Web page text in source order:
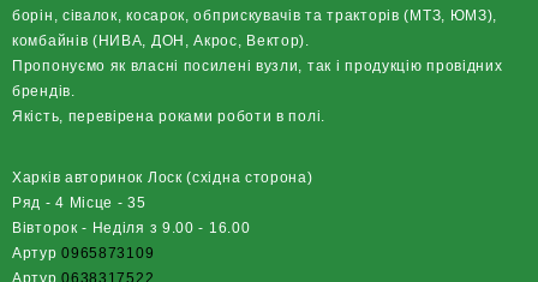
борін, сівалок, косарок, обприскувачів та тракторів (МТЗ, ЮМЗ),
комбайнів (НИВА, ДОН, Акрос, Вектор).
Пропонуємо як власні посилені вузли, так і продукцію провідних
брендів.
Якість, перевірена роками роботи в полі.
Харків авторинок Лоск (східна сторона)
Ряд - 4 Місце - 35
Вівторок - Неділя з 9.00 - 16.00
Артур0965873109
Артур0638317522